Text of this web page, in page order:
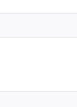
hàn đạt tiêu